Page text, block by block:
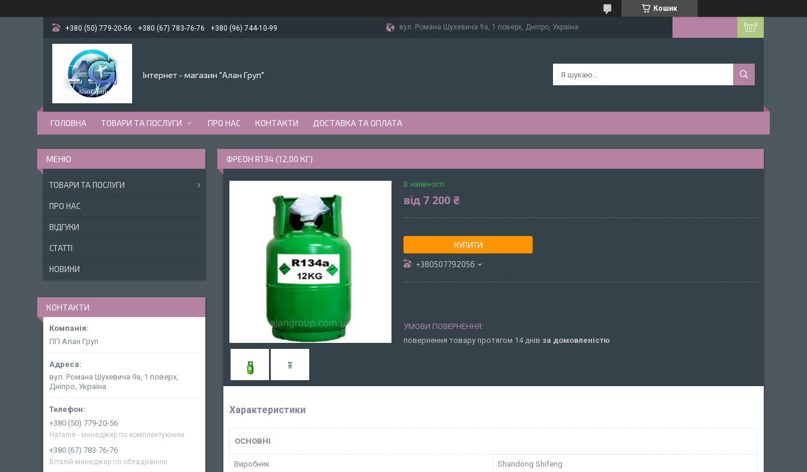
Кошик
+380 (50) 779-20-56 +380 (67) 783-76-76 +380 (96) 744-10-99 вул. Романа Шухевича 9а, 1 поверх, Дніпро, Україна
Інтернет - магазин "Алан Груп"
ГОЛОВНА ТОВАРИ ТА ПОСЛУГИ ПРО НАС КОНТАКТИ ДОСТАВКА ТА ОПЛАТА
ФРЕОН R134 (12,00 КГ)
В наявності
від 7 200 ₴
КУПИТИ
+380507792056
повернення товару протягом 14 днів за домовленістю
Характеристики
ОСНОВНІ
Виробник Shandong Shifeng
ТОВАРИ ТА ПОСЛУГИ
ПРО НАС
ВІДГУКИ
СТАТТІ
НОВИНИ
КОНТАКТИ
ПП Алан Груп
вул. Романа Шухевича 9а, 1 поверх,
Дніпро, Україна
+380 (50) 779-20-56
Наталія - менеджер по комплектуючим
+380 (67) 783-76-76
Віталій-менеджер по обладнанню